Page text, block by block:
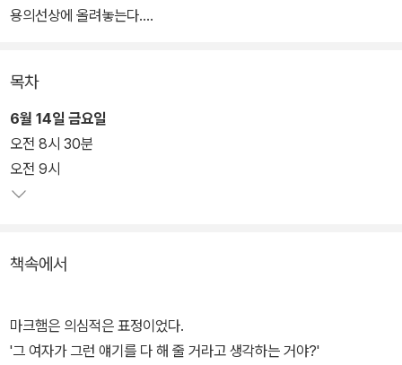
용의선상에 올려놓는다.
스'는 그러나, 경찰의 수사가 길을 잘못 들었다고 판단한다. 번스는 사
건 현장을 샅샅이 조사하고 범인의 심리를 분석하며 진범을 찾아가는
데...
목차
6월 14일 금요일
오전 8시 30분
오전 9시
책속에서
마크햄은 의심적은 표정이었다.
'그 여자가 그런 얘기를 다 해 줄 거라고 생각하는 거야?'